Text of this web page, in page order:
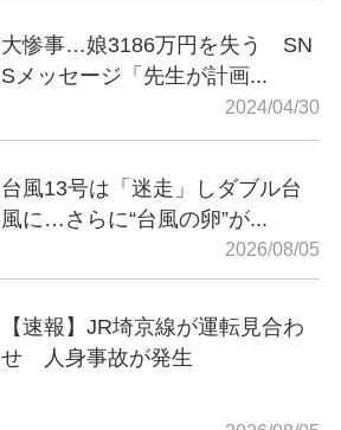
大惨事…娘3186万円を失う SN
Sメッセージ「先生が計画...
2024/04/30
台風13号は「迷走」しダブル台
風に…さらに“台風の卵”が...
2026/08/05
【速報】JR埼京線が運転見合わ
せ 人身事故が発生